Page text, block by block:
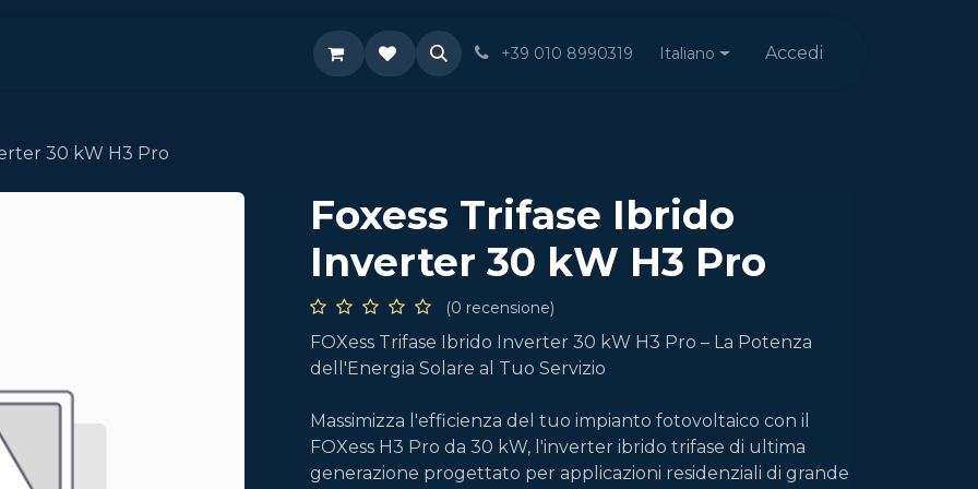
+39 010 8990319 Italiano Accedi
30 kW H3 Pro
Foxess Trifase Ibrido
Inverter 30 kW H3 Pro
(0 recensione)
FOXess Trifase Ibrido Inverter 30 kW H3 Pro – La Potenza
dell'Energia Solare al Tuo Servizio
Massimizza l'efficienza del tuo impianto fotovoltaico con il
FOXess H3 Pro da 30 kW, l'inverter ibrido trifase di ultima
generazione progettato per applicazioni residenziali di grande